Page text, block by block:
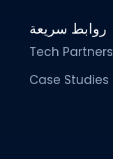
روابط سريعة
Tech Partners
Case Studies